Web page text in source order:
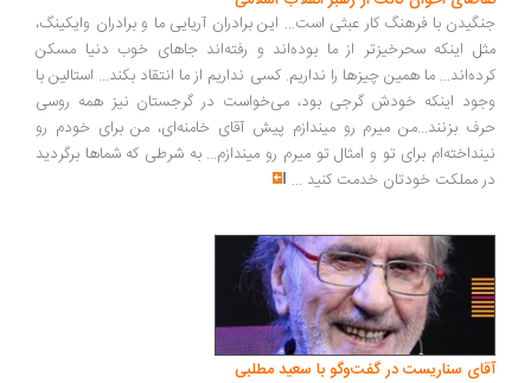
با فرهنگ کار عبثی است... این برادران آریایی ما و برادران وایکینگ،
اینکه سحرخیزتر از ما بوده‌اند و رفته‌اند جاهای خوب دنیا مسکن
ما همین چیزها را نداریم. کسی نداریم از ما انتقاد بکند... استالین با
اینکه خودش گرجی بود، می‌خواست در گرجستان نیز همه روسی
بزنند...من میرم رو میندازم پیش آقای خامنه‌ای، من برای خودم رو
برای تو و امثال تو میرم رو میندازم... به شرطی که شماها برگردید
مملکت خودتان خدمت کنید...
سناریست در گفت‌وگو با سعید مطلبی